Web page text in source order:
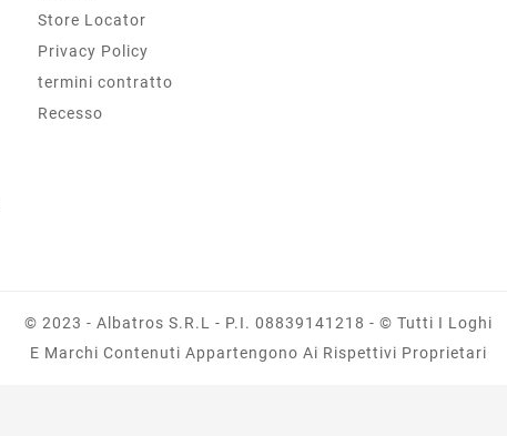
Store Locator
Privacy Policy
termini contratto
Recesso
© 2023 - Albatros S.r.l - P.I. 08839141218 - © Tutti I Loghi
E Marchi Contenuti Appartengono Ai Rispettivi Proprietari